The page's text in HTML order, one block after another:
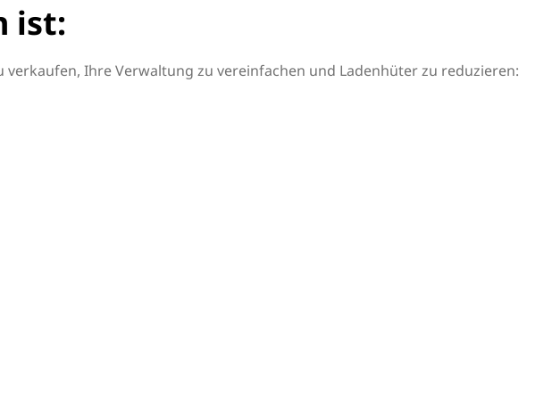
ist:
Ihre Verwaltung zu vereinfachen und Ladenhüter zu reduzieren: